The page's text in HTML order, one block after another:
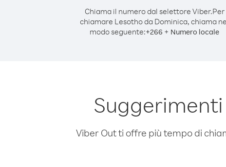
Chiama il numero dal selettore Viber.Per
chiamare Lesotho da Dominica, chiama
modo seguente:+266 + Numero locale
Viber Out ti offre più tempo di